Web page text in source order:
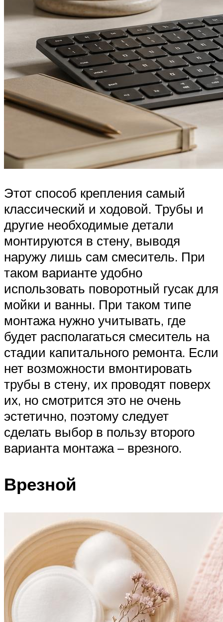
Этот способ крепления самый
классический и ходовой. Трубы и
другие необходимые детали
монтируются в стену, выводя
наружу лишь сам смеситель. При
таком варианте удобно
использовать поворотный гусак для
мойки и ванны. При таком типе
монтажа нужно учитывать, где
будет располагаться смеситель на
стадии капитального ремонта. Если
нет возможности вмонтировать
трубы в стену, их проводят поверх
их, но смотрится это не очень
эстетично, поэтому следует
сделать выбор в пользу второго
варианта монтажа – врезного.
Врезной